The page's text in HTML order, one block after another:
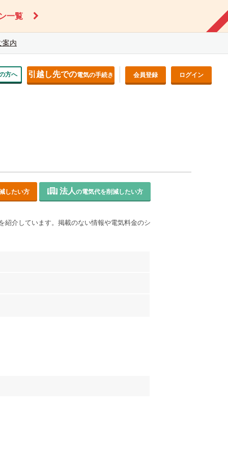
一覧
案内
方へ 引越し先での電気の手続き 会員登録 ログイン
したい方 法人の電気代を削減したい方
紹介しています。掲載のない情報や電気料金のシ